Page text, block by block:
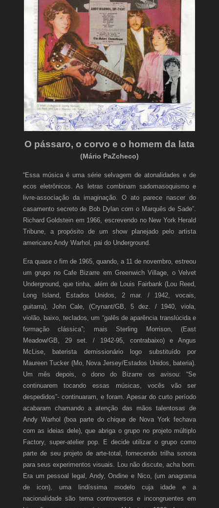
O pássaro, o corvo e o homem da lata
(Mário PaZcheco)
“Essa música é uma série selvagem de atonalidades e de
ecos eletrônicos. As letras combinam sadomasoquismo e
livre-associação da imaginação. O ato parece nascer do
casamento secreto de Bob Dylan com o Marquês de Sade”.
Richard Goldstein em 1966, escrevendo no New York Herald
Tribune, a propósito de um show planejado pelo artista
americano Andy Warhol, pai do Underground.
Era quase o fim de 1965, quando, a 11 de novembro, estreou
um grupo no Cafe Bizarre em Greenwich Village, o Velvet
Underground, que tinha, além de Louis Fairbank (Lou Reed,
Long Island, Estados Unidos, 2 mar. / 1942, vocais,
guitarra), John Cale, (Crynant/GB, 5 dez. / 1940, viola,
violão, baixo, teclados, um “galês de aparência translúcida e
formação clássica”; mais Sterling Morrison, (East
Meadow/GB, 29 set. / 1942-95, contrabaixo) e Angus
McLise, baterista demissionário logo substituído por
Maureen Tucker (Mo, Nova Jersey/Estados Unidos, bateria).
Um mês depois, o dono do Bizarre os avisou: “Se
continuarem tocando essas músicas, vocês vão ser
despedidos”- continuaram, e foram. Apesar do curto período
acabaram chamando a atenção das mãos talentosas de
Andy Warhol (boa parte do chique de Nova York fechava
com as ideias dele), que abriga o grupo no projeto múltiplo
Factory, super-atelier pop. E decide utilizar o grupo como
parte de seu projeto de arte-total, fornecendo trilha sonora
para seus experimentos visuais. Lou não discute, acha bom.
Era um pessoal legal, Andy, Ondine e Nico, (um anagrama
de icon), uma lindíssima modelo cuja idade e a
nacionalidade são tema controversos e incongruentes em